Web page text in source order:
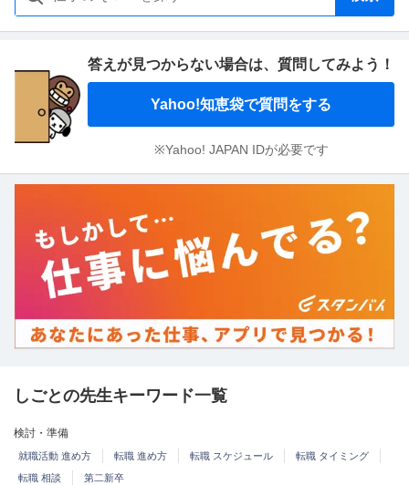
答えが見つからない場合は、 質問してみよう！
Yahoo!知恵袋で質問をする
※Yahoo! JAPAN IDが必要です
しごとの先生キーワード一覧
検討・準備
就職活動 進め方 転職 進め方 転職 スケジュール
転職 タイミング
転職 相談
第二新卒